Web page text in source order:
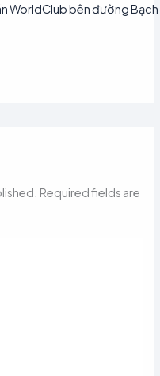
WorldClub bên đường
Required fields are